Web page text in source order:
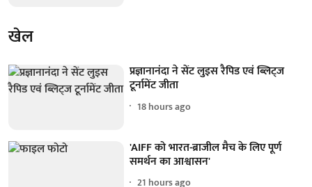
खेल
प्रज्ञानानंदा ने सेंट लुइस रैपिड एवं ब्लिट्ज
टूर्नामेंट जीता
18 hours ago
'AIFF को भारत-ब्राजील मैच के लिए पूर्ण
समर्थन का आश्वासन'
21 hours ago